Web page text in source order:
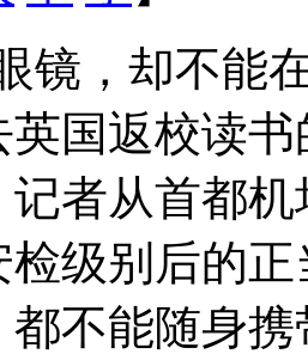
镜，却不能
英国返校读
者从首都
级别后的
都不能随身